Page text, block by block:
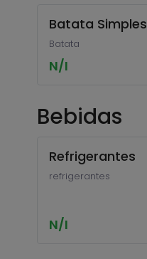
Batata Simples
Batata
N/I
Bebidas
Refrigerantes
refrigerantes
N/I